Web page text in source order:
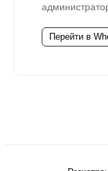
Перейти в